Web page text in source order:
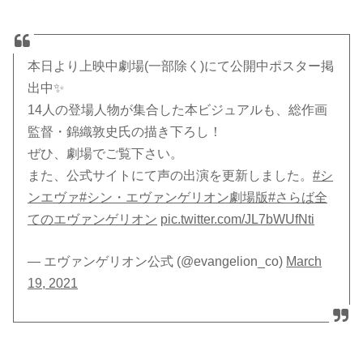
本日より上映中劇場(一部除く)にて公開中ポスター掲
出中✨
14人の登場人物が集合した本ビジュアルも、総作画
監督・錦織敦史氏の描き下ろし！
ぜひ、劇場でご覧下さい。
また、公式サイトにて声の出演を更新しました。#シ
ンエヴァ#シン・エヴァンゲリオン劇場版#さらば全
てのエヴァンゲリオン pic.twitter.com/JL7bWUfNti
— エヴァンゲリオン公式 (@evangelion_co) March
19, 2021